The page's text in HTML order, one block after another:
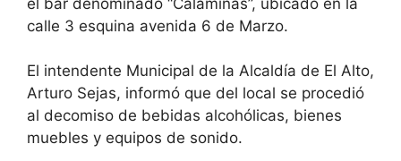
o
o
k
p
p
m
tir
calle 3 esquina avenida 6 de Marzo.
El intendente Municipal de la Alcaldía de El Alto,
Arturo Sejas, informó que del local se procedió
al decomiso de bebidas alcohólicas, bienes
muebles y equipos de sonido.